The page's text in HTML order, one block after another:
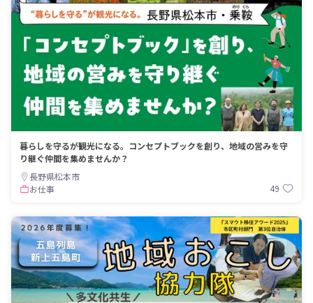
暮らしを守るが観光になる。コンセプトブックを創り、地域の営みを守
り継ぐ仲間を集めませんか？
長野県松本市
お仕事
49